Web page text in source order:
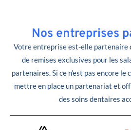
Nos entreprises
Votre entreprise est-elle partenaire
de remises exclusives pour les
partenaires. Si ce n’est pas encore le
mettre en place un partenariat et
des soins dentaires